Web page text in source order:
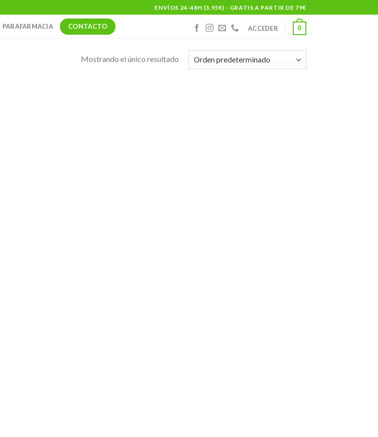
ENVÍOS 24-48H (3,95€) - GRATIS A PARTIR DE 79€
PARAFARMACIA CONTACTO ACCEDER 0
Mostrando el único resultado